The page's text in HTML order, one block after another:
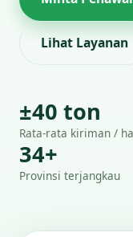
Lihat Layanan
±40 ton
Rata-rata kiriman /
34+
Provinsi terjangkau